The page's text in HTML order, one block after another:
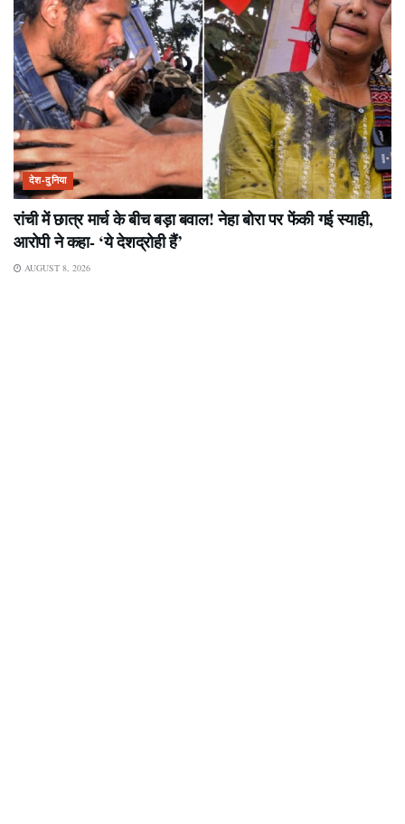
देश-दुनिया
रांची में छात्र मार्च के बीच बड़ा बवाल! नेहा बोरा पर फेंकी गई स्याही,
आरोपी ने कहा- ‘ये देशद्रोही हैं’
AUGUST 8, 2026